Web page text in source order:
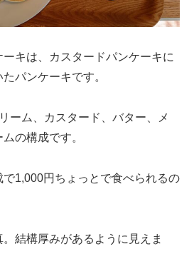
キは、カスタードパンケーキに
パンケーキです。
ーム、カスタード、バター、メ
の構成です。
1,000円ちょっとで食べられるの
結構厚みがあるように見えま